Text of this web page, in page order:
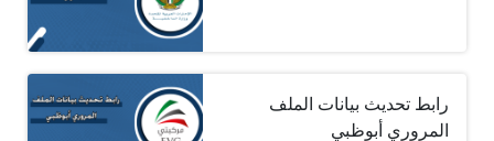
رابط تحديث بيانات الملف
المروري أبوظبي